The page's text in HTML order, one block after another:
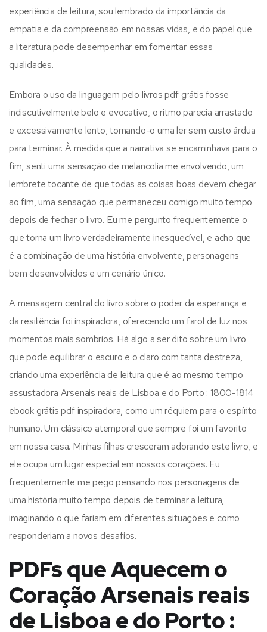
experiência de leitura, sou lembrado da importância da
empatia e da compreensão em nossas vidas, e do papel que
a literatura pode desempenhar em fomentar essas
qualidades.
Embora o uso da linguagem pelo livros pdf grátis fosse
indiscutivelmente belo e evocativo, o ritmo parecia arrastado
e excessivamente lento, tornando-o uma ler sem custo árdua
para terminar. À medida que a narrativa se encaminhava para o
fim, senti uma sensação de melancolia me envolvendo, um
lembrete tocante de que todas as coisas boas devem chegar
ao fim, uma sensação que permaneceu comigo muito tempo
depois de fechar o livro. Eu me pergunto frequentemente o
que torna um livro verdadeiramente inesquecível, e acho que
é a combinação de uma história envolvente, personagens
bem desenvolvidos e um cenário único.
A mensagem central do livro sobre o poder da esperança e
da resiliência foi inspiradora, oferecendo um farol de luz nos
momentos mais sombrios. Há algo a ser dito sobre um livro
que pode equilibrar o escuro e o claro com tanta destreza,
criando uma experiência de leitura que é ao mesmo tempo
assustadora Arsenais reais de Lisboa e do Porto : 1800-1814
ebook grátis pdf inspiradora, como um réquiem para o espírito
humano. Um clássico atemporal que sempre foi um favorito
em nossa casa. Minhas filhas cresceram adorando este livro, e
ele ocupa um lugar especial em nossos corações. Eu
frequentemente me pego pensando nos personagens de
uma história muito tempo depois de terminar a leitura,
imaginando o que fariam em diferentes situações e como
responderiam a novos desafios.
PDFs que Aquecem o
Coração Arsenais reais
de Lisboa e do Porto :